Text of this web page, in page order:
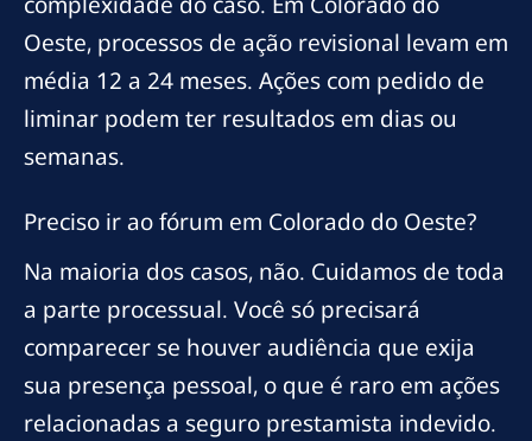
Oeste, processos de ação revisional levam em
média 12 a 24 meses. Ações com pedido de
liminar podem ter resultados em dias ou
semanas.
Preciso ir ao fórum em Colorado do Oeste?
Na maioria dos casos, não. Cuidamos de toda
a parte processual. Você só precisará
comparecer se houver audiência que exija
sua presença pessoal, o que é raro em ações
relacionadas a seguro prestamista indevido.